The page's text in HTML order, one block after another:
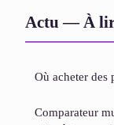
Actu — À
Où acheter des
Comparateur